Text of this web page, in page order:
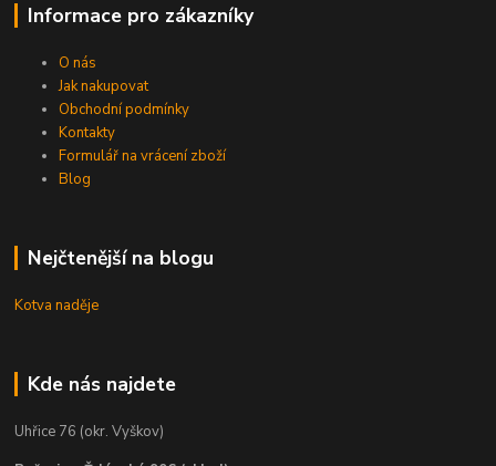
Informace pro zákazníky
O nás
Jak nakupovat
Obchodní podmínky
Kontakty
Formulář na vrácení zboží
Blog
Nejčtenější na blogu
Kotva naděje
Kde nás najdete
Uhřice 76 (okr. Vyškov)